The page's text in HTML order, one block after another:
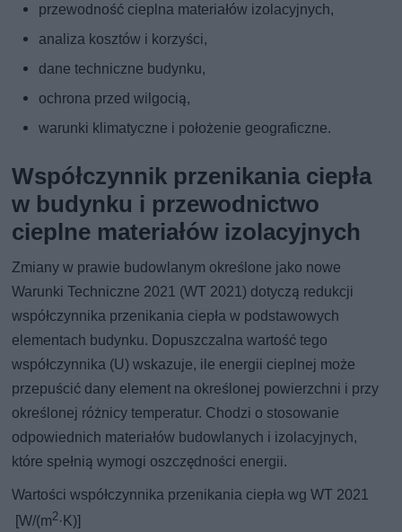
przewodność cieplna materiałów izolacyjnych,
analiza kosztów i korzyści,
dane techniczne budynku,
ochrona przed wilgocią,
warunki klimatyczne i położenie geograficzne.
Współczynnik przenikania ciepła
w budynku i przewodnictwo
cieplne materiałów izolacyjnych
Zmiany w prawie budowlanym określone jako nowe
Warunki Techniczne 2021 (WT 2021) dotyczą redukcji
współczynnika przenikania ciepła w podstawowych
elementach budynku. Dopuszczalna wartość tego
współczynnika (U) wskazuje, ile energii cieplnej może
przepuścić dany element na określonej powierzchni i przy
określonej różnicy temperatur. Chodzi o stosowanie
odpowiednich materiałów budowlanych i izolacyjnych,
które spełnią wymogi oszczędności energii.
Wartości współczynnika przenikania ciepła wg WT 2021
[W/(m2·K)]